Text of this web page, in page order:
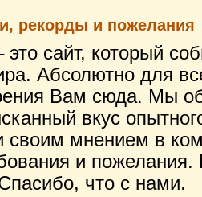
рекорды и пожелания
это сайт, который
Абсолютно для
Вам сюда. Мы
вкус
своим мнением в
и
что с нами.